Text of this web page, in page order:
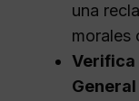
una
morales
Verifica